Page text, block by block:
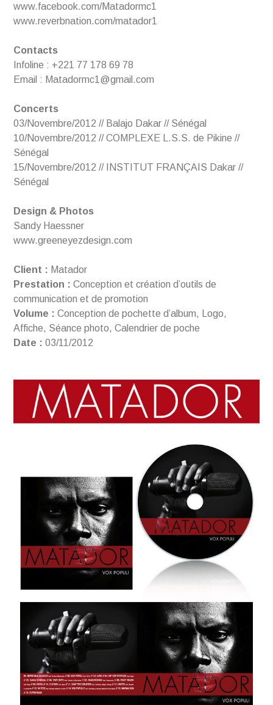
www.facebook.com/Matadormc1
www.reverbnation.com/matador1
Contacts
Infoline : +221 77 178 69 78
Email : Matadormc1@gmail.com
Concerts
03/Novembre/2012 // Balajo Dakar // Sénégal
10/Novembre/2012 // COMPLEXE L.S.S. de Pikine //
Sénégal
15/Novembre/2012 // INSTITUT FRANÇAIS Dakar //
Sénégal
Design & Photos
Sandy Haessner
www.greeneyezdesign.com
Client : Matador
Prestation : Conception et création d’outils de
communication et de promotion
Volume :Conception de pochette d’album, Logo,
Affiche, Séance photo, Calendrier de poche
Date : 03/11/2012